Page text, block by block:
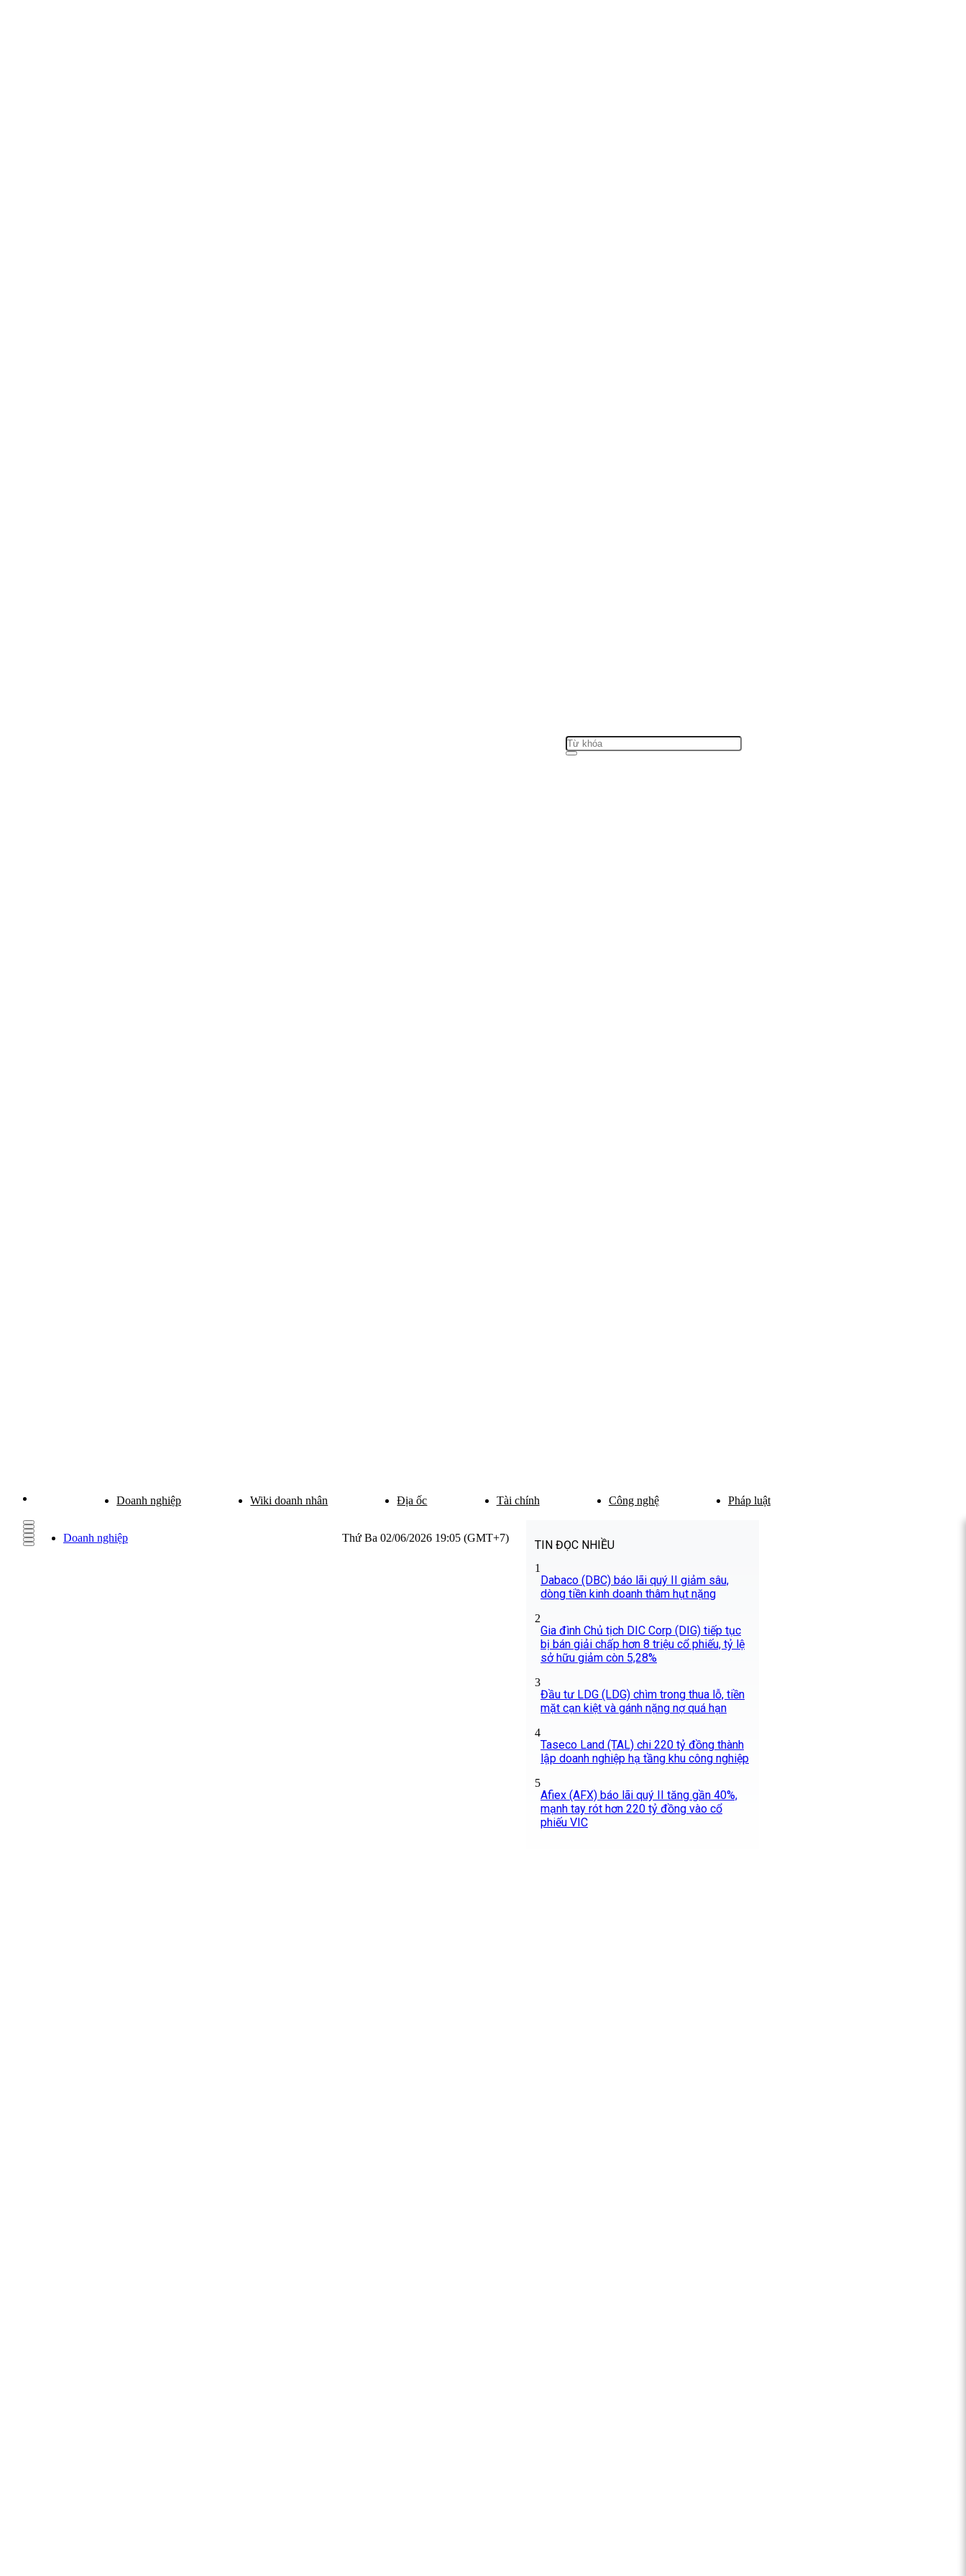
Doanh nghiệp Wiki doanh nhân Địa ốc Tài chính Công nghệ Pháp luật
Doanh nghiệp Thứ Ba 02/06/2026 19:05 (GMT+7)
TIN ĐỌC NHIỀU
1
Dabaco (DBC) báo lãi quý II giảm sâu,
dòng tiền kinh doanh thâm hụt nặng
2
Gia đình Chủ tịch DIC Corp (DIG) tiếp tục
bị bán giải chấp hơn 8 triệu cổ phiếu, tỷ lệ
sở hữu giảm còn 5,28%
3
Đầu tư LDG (LDG) chìm trong thua lỗ, tiền
mặt cạn kiệt và gánh nặng nợ quá hạn
4
Taseco Land (TAL) chi 220 tỷ đồng thành
lập doanh nghiệp hạ tầng khu công nghiệp
5
Afiex (AFX) báo lãi quý II tăng gần 40%,
mạnh tay rót hơn 220 tỷ đồng vào cổ
phiếu VIC